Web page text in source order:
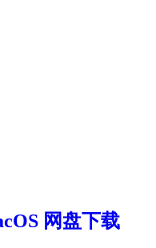
网盘下载